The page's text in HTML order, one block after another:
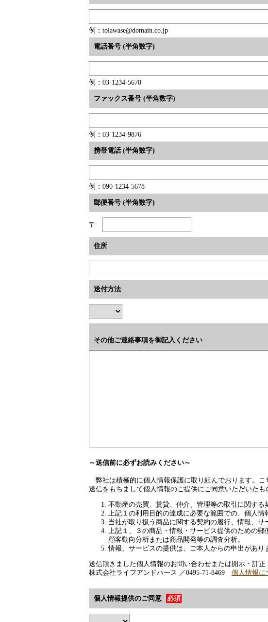
例：toiawase@domain.co.jp
電話番号 (半角数字)
例：03-1234-5678
ファックス番号 (半角数字)
例：03-1234-9876
携帯電話 (半角数字)
例：090-1234-5678
郵便番号 (半角数字)
〒
住所
送付方法
その他ご連絡事項を御記入ください
～送信前に必ずお読みください～
弊社は積極的に個人情報保護に取り組んでおります。
送信をもちまして個人情報のご提供にご同意いただいた
不動産の売買、賃貸、仲介、管理等の取引に関する
上記１の利用目的の達成に必要な範囲での、個人情
当社が取り扱う商品に関する契約の履行、情報、サ
上記１、３の商品・情報・サービス提供のための
顧客動向分析または商品開発等の調査分析。
情報、サービスの提供は、ご本人からの申出があり
送信頂きました個人情報のお問い合わせまたは開示・訂
株式会社ライフアンドハース ／0495-71-8469 個人情報に
個人情報提供のご同意 必須